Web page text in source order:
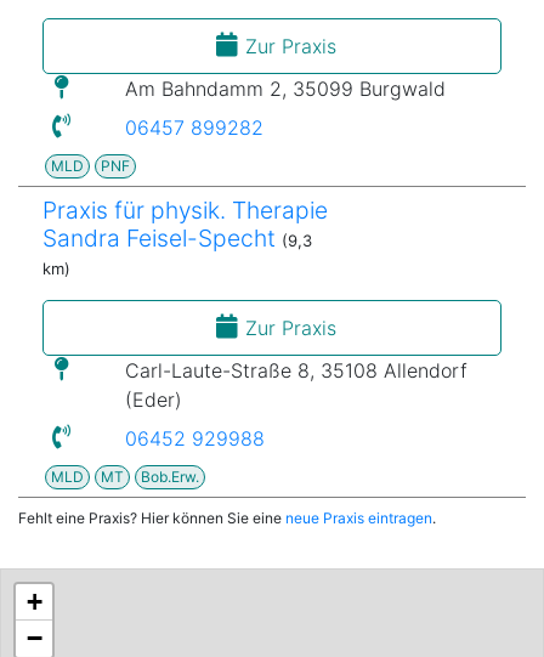
Zur Praxis
Am Bahndamm 2, 35099 Burgwald
06457 899282
MLD PNF
Praxis für physik. Therapie
Sandra Feisel-Specht (9,3
km)
Zur Praxis
Carl-Laute-Straße 8, 35108 Allendorf
(Eder)
06452 929988
MLD MT Bob.Erw.
Fehlt eine Praxis? Hier können Sie eine neue Praxis eintragen.
+
−